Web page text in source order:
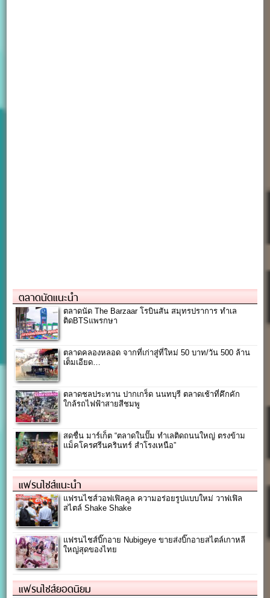
ตลาดนัดแนะนำ
ตลาดนัด The Barzaar โรบินสัน สมุทรปราการ ทำเล
ติดBTSแพรกษา
ตลาดคลองหลอด จากที่เก่าสู่ที่ใหม่ 50 บาท/วัน 500 ล้าน
เต็มเอียด…
ตลาดชลประทาน ปากเกร็ด นนทบุรี ตลาดเช้าที่คึกคัก
ใกล้รถไฟฟ้าสายสีชมพู
สดชื่น มาร์เก็ต “ตลาดในปั๊ม ทำเลติดถนนใหญ่ ตรงข้าม
แม็คโครศรีนครินทร์ สำโรงเหนือ”
แฟรนไชส์แนะนำ
แฟรนไชส์วอฟเฟิลคูล ความอร่อยรูปแบบใหม่ วาฟเฟิล
สไตล์ Shake Shake
แฟรนไชส์บิ๊กอาย Nubigeye ขายส่งบิ๊กอายสไตล์เกาหลี
ใหญ่สุดของไทย
แฟรนไชส์ยอดนิยม